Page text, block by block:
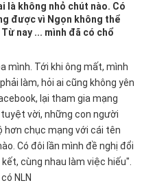
là không nhỏ chút nào. Có
được vì Ngọn không thể
nay ... mình đã có chổ
mình. Tới khi ông mất, mình
làm, hỏi ai cũng không yên
lại tham gia mạng
vời, những con người
hơn chục mạng với cái tên
Có đôi lần mình đề nghị đổi
cùng nhau làm việc hiếu".
NLN